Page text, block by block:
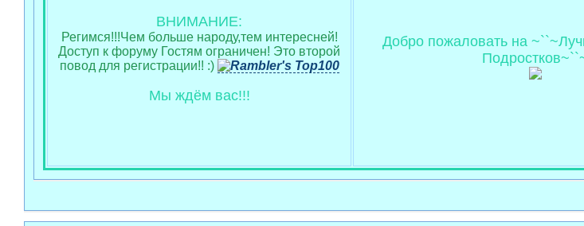
ВНИМАНИЕ:
Регимся!!!Чем больше народу,тем интересней!
Доступ к форуму Гостям ограничен! Это второй
повод для регистрации!! :)
Мы ждём вас!!!
Добро пожаловать на